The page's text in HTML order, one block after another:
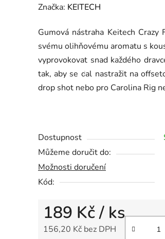
hodnocení
je
0,0
z
5
hvězdiček.
Značka: KEITECH
Gumová nástraha Keitech
svému olihňovému aromatu s
vyprovokovat snad každého
tak, aby se dal nastražit na
drop shot nebo pro Carolina Rig
Dostupnost
Můžeme doručit do:
Možnosti doručení
Kód:
189 Kč/ ks
156,20 Kč bez DPH